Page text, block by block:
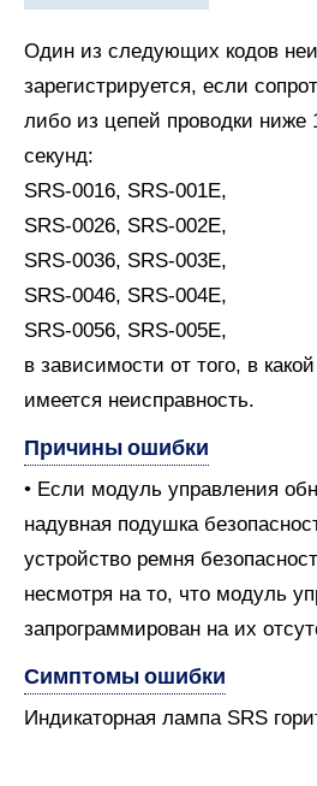
Один из следующих кодов
зарегистрируется, если
либо из цепей проводки
секунд:
SRS-0016, SRS-001E,
SRS-0026, SRS-002E,
SRS-0036, SRS-003E,
SRS-0046, SRS-004E,
SRS-0056, SRS-005E,
в зависимости от того, в
имеется неисправность.
Причины ошибки
• Если модуль управления
надувная подушка
устройство ремня
несмотря на то, что модуль
запрограммирован на их
Симптомы ошибки
Индикаторная лампа SRS